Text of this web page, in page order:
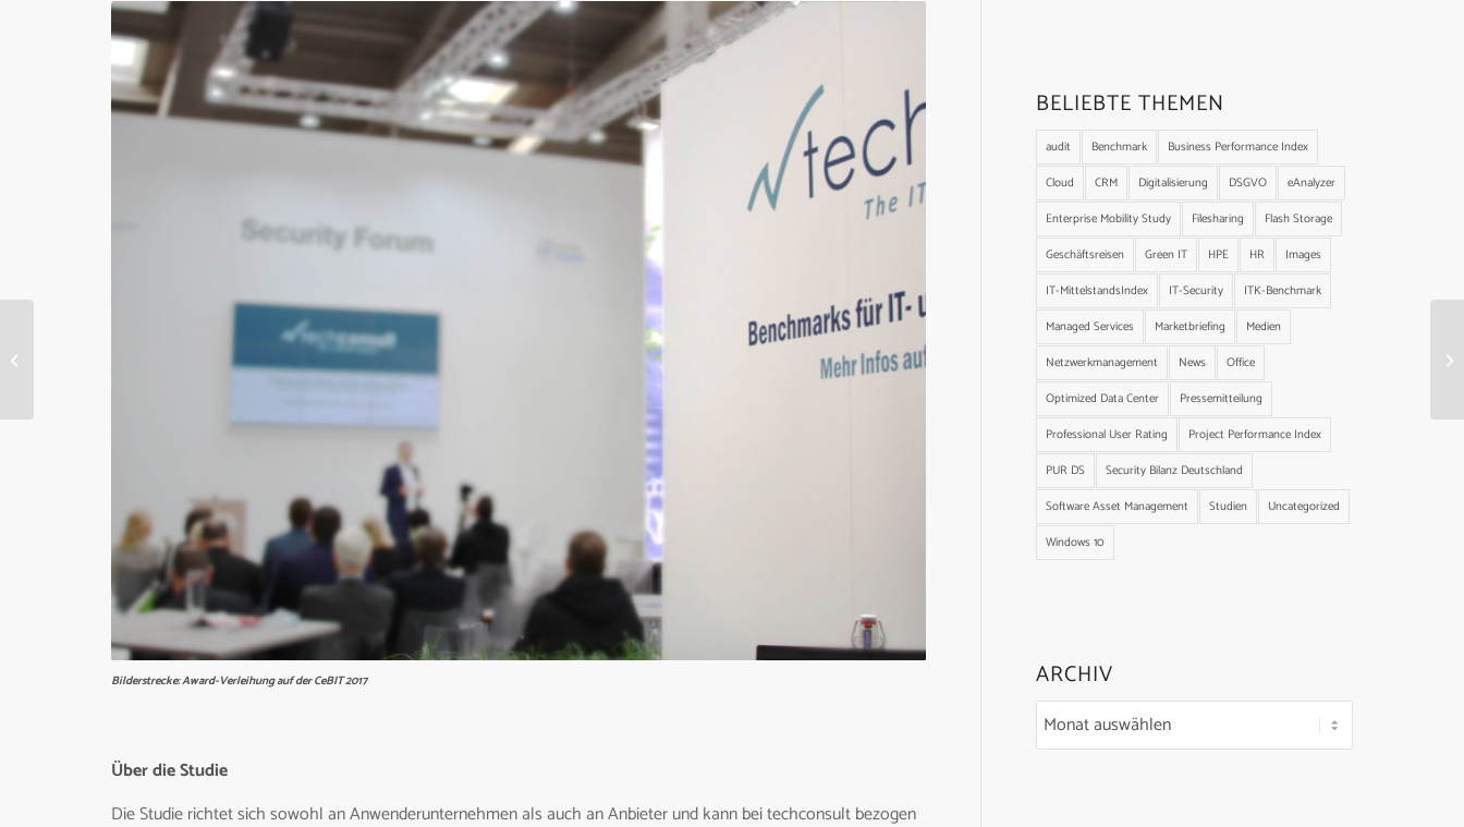
Bilderstrecke: Award-Verleihung auf der CeBIT 2017
Über die Studie
Die Studie richtet sich sowohl an Anwenderunternehmen als auch an Anbieter und kann bei techconsult bezogen
BELIEBTE THEMEN
audit Benchmark
Business Performance Index
Cloud
CRM Digitalisierung DSGVO
eAnalyzer
Enterprise Mobility Study
Filesharing
Flash Storage
Geschäftsreisen
Green IT HPE HR
Images
IT-MittelstandsIndex
IT-Security
ITK-Benchmark
Managed Services
Marketbriefing
Medien
Netzwerkmanagement
News
Office
Optimized Data Center
Pressemitteilung
Professional User Rating
Project Performance Index
PUR DS
Security Bilanz Deutschland
Software Asset Management
Studien
Uncategorized
Windows 10
ARCHIV